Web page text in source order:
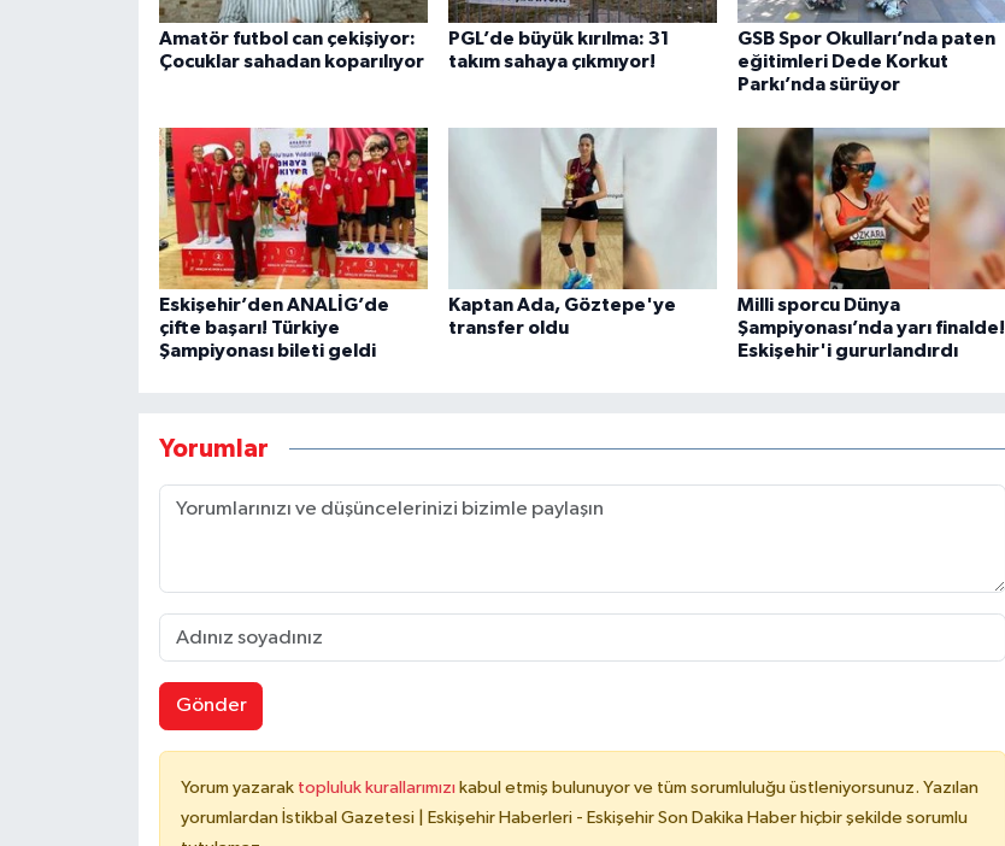
Amatör futbol can çekişiyor:
Çocuklar sahadan koparılıyor
PGL’de büyük kırılma: 31
takım sahaya çıkmıyor!
GSB Spor Okulları’nda paten
eğitimleri Dede Korkut
Parkı’nda sürüyor
Eskişehir’den ANALİG’de
çifte başarı! Türkiye
Şampiyonası bileti geldi
Kaptan Ada, Göztepe'ye
transfer oldu
Milli sporcu Dünya
Şampiyonası’nda yarı finalde!
Eskişehir'i gururlandırdı
Yorumlar
Gönder
Yorum yazarak topluluk kurallarımızı kabul etmiş bulunuyor ve tüm sorumluluğu üstleniyorsunuz. Yazılan
yorumlardan İstikbal Gazetesi | Eskişehir Haberleri - Eskişehir Son Dakika Haber hiçbir şekilde sorumlu